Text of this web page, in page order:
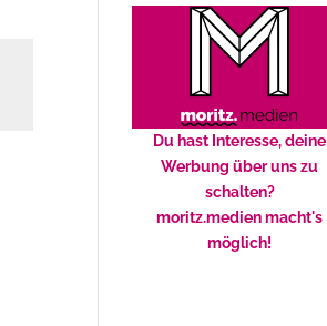
Du hast Interesse, deine
Werbung über uns zu
schalten?
moritz.medien macht's
möglich!